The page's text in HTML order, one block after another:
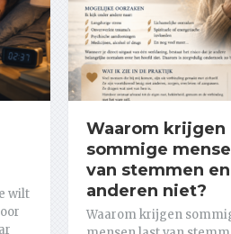
wilt
Waarom krijgen
sommige
van stemmen en
anderen niet?
Waarom krijgen